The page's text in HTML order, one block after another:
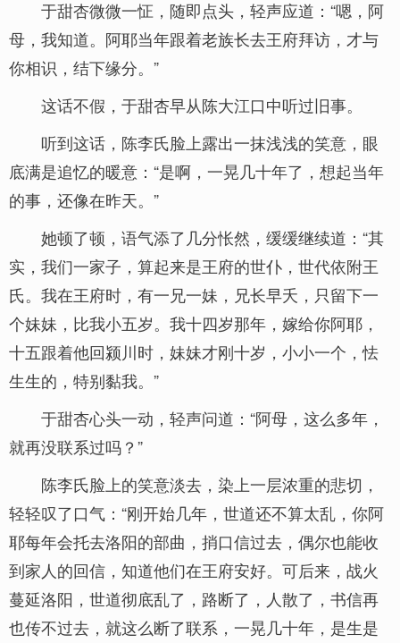
于甜杏微微一怔，随即点头，轻声应道：“嗯，阿
母，我知道。阿耶当年跟着老族长去王府拜访，才与
你相识，结下缘分。”
这话不假，于甜杏早从陈大江口中听过旧事。
听到这话，陈李氏脸上露出一抹浅浅的笑意，眼
底满是追忆的暖意：“是啊，一晃几十年了，想起当年
的事，还像在昨天。”
她顿了顿，语气添了几分怅然，缓缓继续道：“其
实，我们一家子，算起来是王府的世仆，世代依附王
氏。我在王府时，有一兄一妹，兄长早夭，只留下一
个妹妹，比我小五岁。我十四岁那年，嫁给你阿耶，
十五跟着他回颍川时，妹妹才刚十岁，小小一个，怯
生生的，特别黏我。”
于甜杏心头一动，轻声问道：“阿母，这么多年，
就再没联系过吗？”
陈李氏脸上的笑意淡去，染上一层浓重的悲切，
轻轻叹了口气：“刚开始几年，世道还不算太乱，你阿
耶每年会托去洛阳的部曲，捎口信过去，偶尔也能收
到家人的回信，知道他们在王府安好。可后来，战火
蔓延洛阳，世道彻底乱了，路断了，人散了，书信再
也传不过去，就这么断了联系，一晃几十年，是生是